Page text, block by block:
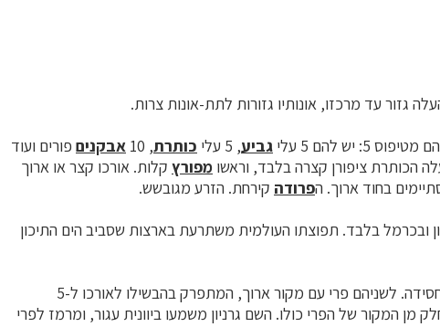
גזור עד מרכזו, אונותיו גזורות לתת-אונות צרות.
יש להם 5 עלי
גביע, 5 עלי כותרת, 10 אבקנים פורים ועוד
מפורץ קלות. אורכו קצר או ארוך
בחוד ארוך. הפרודה קירחת. הזרע מגובשש.
ובכרמל בלבד. תפוצתו העולמית משתרעת בארצות שסביב הים התיכון
הסוג גרניון קרוב לבן-משפחתו מקור-חסידה. לשניהם פרי עם מקור ארוך, המתפרק בהבשילו לאורכו ל-5
מן המקור של הפרי כולו. השם גרניון משמעו ביוונית עגור, ומרמז לפרי